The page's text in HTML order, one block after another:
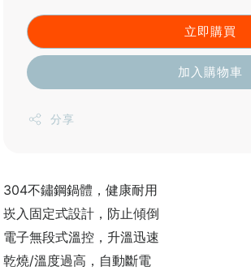
立即購買
加入購物車
分享
304不鏽鋼鍋體，健康耐用
崁入固定式設計，防止傾倒
電子無段式溫控，升溫迅速
乾燒/溫度過高，自動斷電